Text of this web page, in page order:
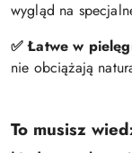
wygląd na
✅ Łatwe w
nie obciążają
To musisz